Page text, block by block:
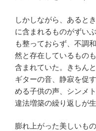
しかしながら、あると
に含まれるものがずい
も整っておらず、不調
然と存在しているもの
含まれていた。きちん
ギターの音、静寂を促
める子供の声、シンメ
違法増築の繰り返しが
膨れ上がった美しいも